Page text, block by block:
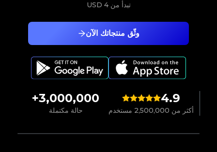
4.9
أكثر من 2,500,000 مستخدم
3,000,000+
حالة مكتملة
وثّق منتجاتك الآن
تبدأ من4 USD